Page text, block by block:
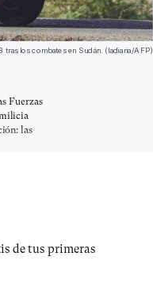
tras los combates en Sudán. (ladiaria/AFP)
Fuerzas
las
de tus primeras